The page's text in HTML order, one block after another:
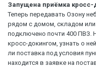
Запущена приёмка кросс-
Теперь передавать Озону
рядом с домом, складом
подключено почти 400 ПВЗ.
кросс-докингом, узнать о
ли поставка под условия
находится в заявке на